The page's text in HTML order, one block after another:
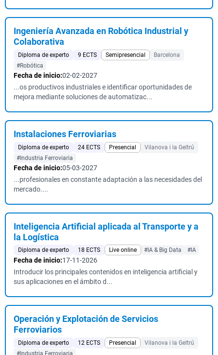
Ingeniería Avanzada en Robótica Industrial y
Colaborativa
Diploma de experto 9 ECTS Semipresencial
Barcelona
#Robótica
Fecha de inicio:02-02-2027
...os productivos industriales e identificar oportunidades de
mejora mediante soluciones de automatizac...
Instalaciones Ferroviarias
Diploma de experto 24 ECTS Presencial
Vilanova i la Geltrú
#Industria Ferroviaria
Fecha de inicio:05-03-2027
...profesionales en constante adaptación a las necesidades del
mercado....
Inteligencia Artificial aplicada al Transporte y a
la Logística
Diploma de experto 18 ECTS Live online #IA & Big Data #IA
Fecha de inicio:17-11-2026
Introducir los principales contenidos en inteligencia artificial y
sus aplicaciones en el ámbito d...
Operación y Explotación de Servicios
Ferroviarios
Diploma de experto 12 ECTS Presencial
Vilanova i la Geltrú
#Industria Ferroviaria